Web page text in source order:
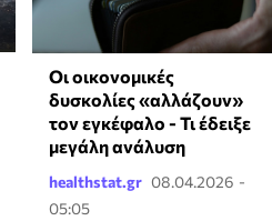
Οι οικονομικές
δυσκολίες «αλλάζουν»
τον εγκέφαλο - Τι έδειξε
μεγάλη ανάλυση
healthstat.gr 08.04.2026 -
05:05